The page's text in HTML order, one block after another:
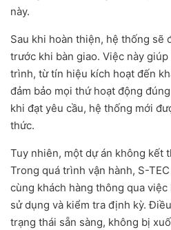
này.
Sau khi hoàn thiện, hệ thống sẽ
trước khi bàn giao. Việc này
trình, từ tín hiệu kích hoạt đến
đảm bảo mọi thứ hoạt động
khi đạt yêu cầu, hệ thống mới
thức.
Tuy nhiên, một dự án không kết
Trong quá trình vận hành, S-
cùng khách hàng thông qua
sử dụng và kiểm tra định kỳ.
trạng thái sẵn sàng, không bị